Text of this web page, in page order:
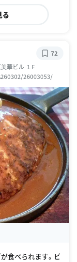
る
華ビル １F
26003053/
72
食べられます。ビ